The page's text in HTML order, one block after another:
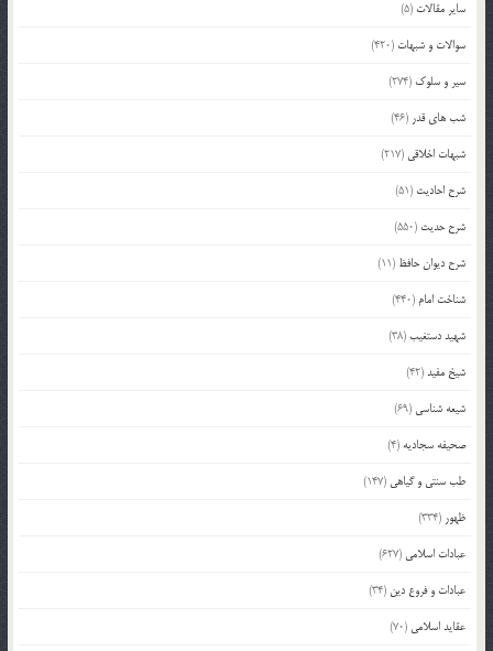
سایر مقالات (5)
سوالات و شبهات (420)
سیر و سلوک (274)
شب های قدر (46)
شبهات اخلاقی (217)
شرح احادیث (51)
شرح حدیث (550)
شرح دیوان حافظ (11)
شناخت امام (440)
شهید دستغیب(38)
شیخ مفید(42)
شیعه شناسی (69)
صحیفه سجادیه (4)
طب سنتی و گیاهی (147)
ظهور (334)
عبادات اسلامی (627)
عبادات و فروع دین (34)
عقاید اسلامی (70)